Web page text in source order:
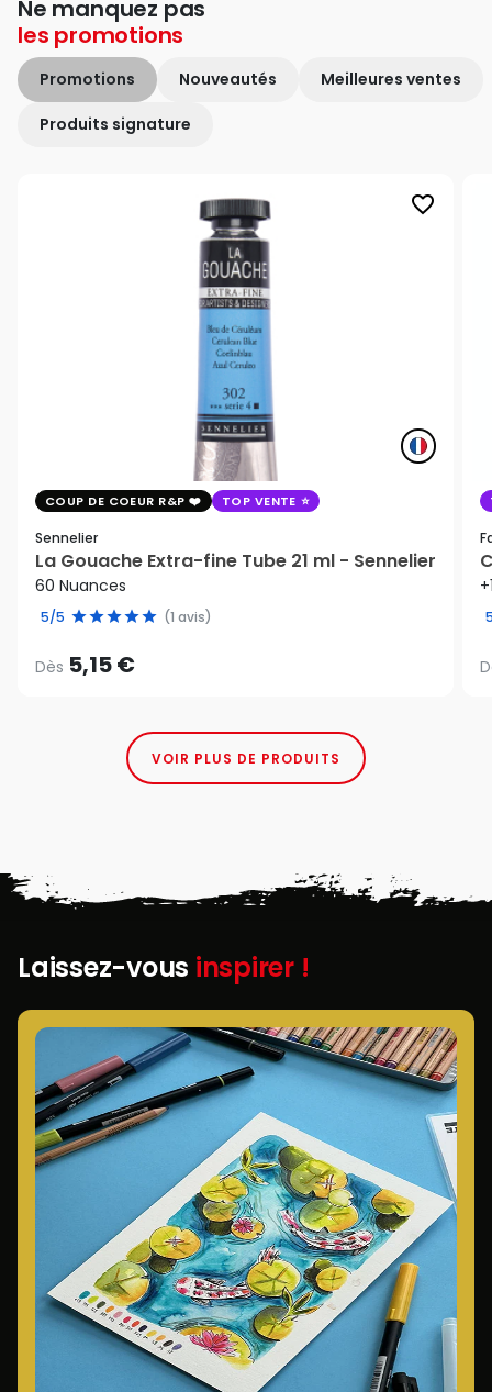
Ne manquez pas
les promotions
Promotions Nouveautés Meilleures ventes
Produits signature
favorite_border
COUP DE COEUR R&P TOP VENTE
Sennelier
La Gouache Extra-fine Tube 21 ml - Sennelier
60 Nuances
5/5 (1 avis)
Dès 5,15 €
VOIR PLUS DE PRODUITS
Laissez-vous inspirer !